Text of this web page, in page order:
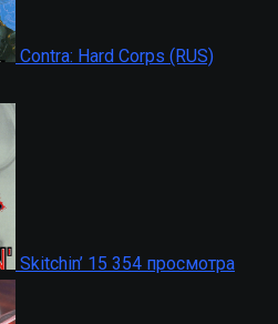
Contra: Hard Corps (RUS)
Skitchin’ 15 354 просмотра